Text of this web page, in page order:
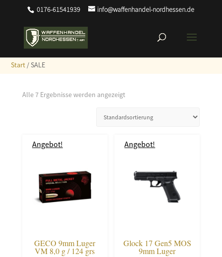
0176-61541939 info@waffenhandel-nordhessen.de
Start / SALE
Alle 7 Ergebnisse werden angezeigt
Angebot!
GECO 9mm Luger
VM 8,0 g / 124 grs
Angebot!
Glock 17 Gen5 MOS
9mm Luger